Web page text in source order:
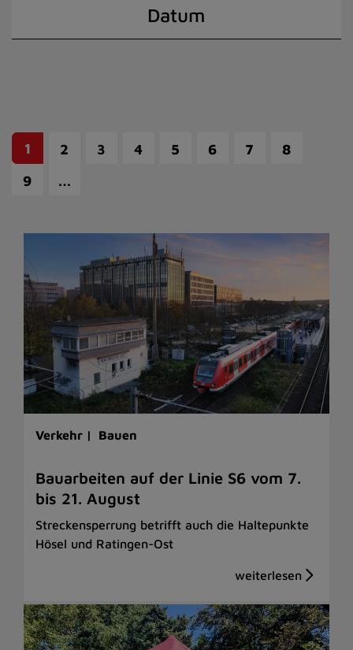
Datum
1 2 3 4 5 6 7
8
9
…
Verkehr | Bauen
Bauarbeiten auf der Linie S6 vom 7.
bis 21. August
Streckensperrung betrifft auch die Haltepunkte
Hösel und Ratingen-Ost